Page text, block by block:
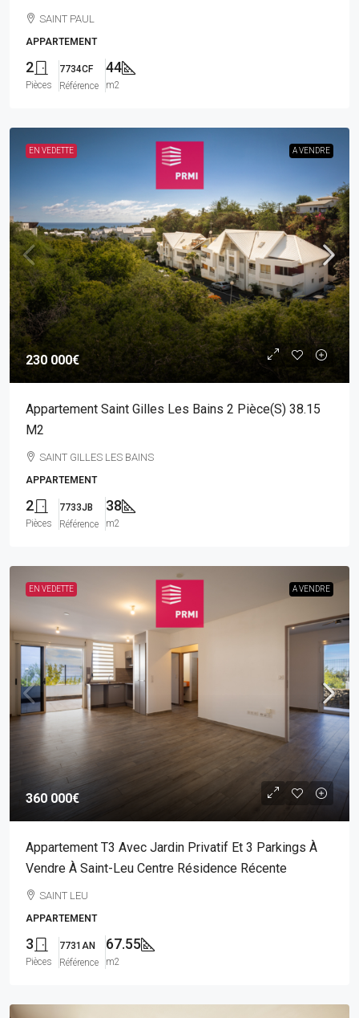
SAINT PAUL
APPARTEMENT
2
Pièces
7734CF
Référence
44
m2
EN VEDETTE A VENDRE
230 000€
Appartement Saint Gilles Les Bains 2 Pièce(s) 38.15
M2
SAINT GILLES LES BAINS
APPARTEMENT
2
Pièces
7733JB
Référence
38
m2
EN VEDETTE A VENDRE
360 000€
Appartement T3 Avec Jardin Privatif Et 3 Parkings À
Vendre À Saint-Leu Centre Résidence Récente
SAINT LEU
APPARTEMENT
3
Pièces
7731AN
Référence
67.55
m2